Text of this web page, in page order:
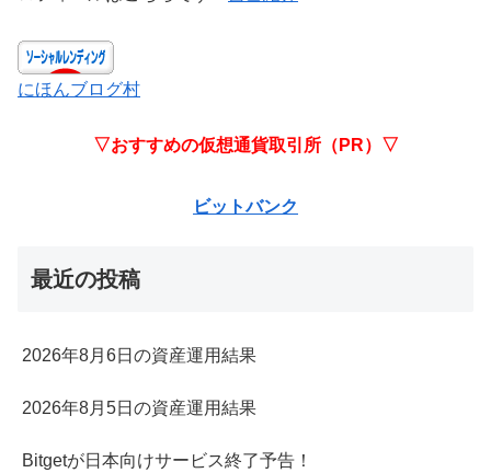
にほんブログ村
▽おすすめの仮想通貨取引所（PR）▽
ビットバンク
最近の投稿
2026年8月6日の資産運用結果
2026年8月5日の資産運用結果
Bitgetが日本向けサービス終了予告！